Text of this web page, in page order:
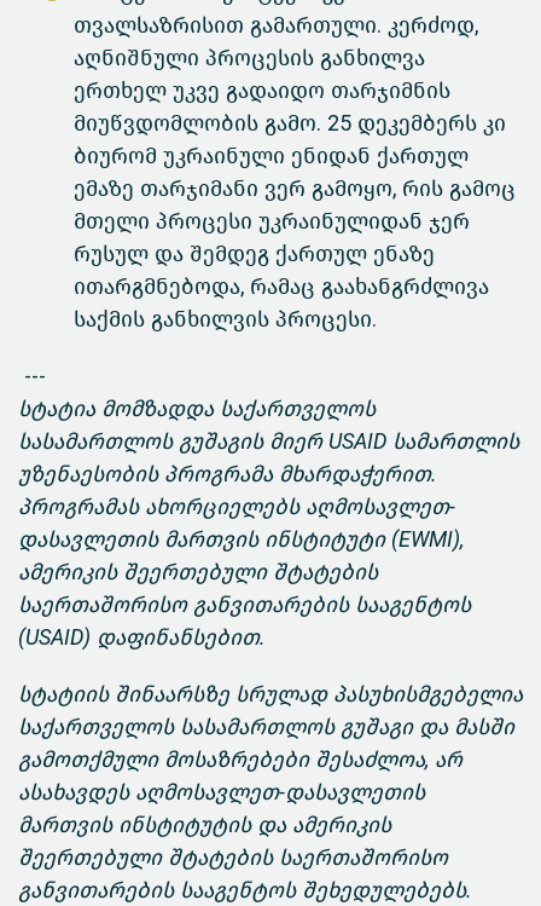
თვალსაზრისით გამართული. კერძოდ,
აღნიშნული პროცესის განხილვა
ერთხელ უკვე გადაიდო თარჯიმნის
მიუწვდომლობის გამო. 25 დეკემბერს კი
ბიურომ უკრაინული ენიდან ქართულ
ემაზე თარჯიმანი ვერ გამოყო, რის გამოც
მთელი პროცესი უკრაინულიდან ჯერ
რუსულ და შემდეგ ქართულ ენაზე
ითარგმნებოდა, რამაც გაახანგრძლივა
საქმის განხილვის პროცესი.
---
სტატია მომზადდა საქართველოს
სასამართლოს გუშაგის მიერ USAID სამართლის
უზენაესობის პროგრამა მხარდაჭერით.
პროგრამას ახორციელებს აღმოსავლეთ-
დასავლეთის მართვის ინსტიტუტი (EWMI),
ამერიკის შეერთებული შტატების
საერთაშორისო განვითარების სააგენტოს
(USAID) დაფინანსებით.
სტატიის შინაარსზე სრულად პასუხისმგებელია
საქართველოს სასამართლოს გუშაგი და მასში
გამოთქმული მოსაზრებები შესაძლოა, არ
ასახავდეს აღმოსავლეთ-დასავლეთის
მართვის ინსტიტუტის და ამერიკის
შეერთებული შტატების საერთაშორისო
განვითარების სააგენტოს შეხედულებებს.